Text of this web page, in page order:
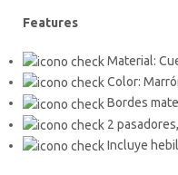
Features
Material:
Color:
Bordes
2
Incluye